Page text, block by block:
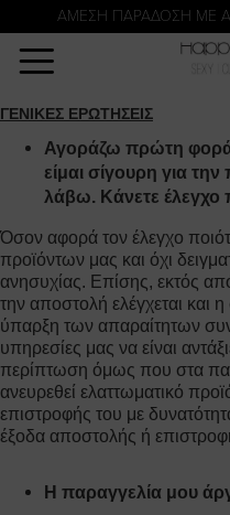
ΑΜΕΣΗ ΠΑΡΑΔΟΣΗ ΜΕ
ΓΕΝΙΚΕΣ ΕΡΩΤΗΣΕΙΣ
Αγοράζω πρώτη
είμαι σίγουρη για
λάβω. Κάνετε έλεγχο
Όσον αφορά τον έλεγχο
προϊόντων μας και όχι
ανησυχίας. Επίσης, εκτός
την αποστολή ελέγχεται και
ύπαρξη των απαραίτητων
υπηρεσίες μας να είναι
περίπτωση όμως που στα
ανευρεθεί ελαττωματικό
επιστροφής του με
έξοδα αποστολής ή
Η παραγγελία μου
Αναζήτηση